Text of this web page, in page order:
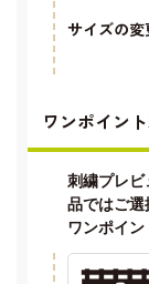
サイズの変
ワンポイン
刺繍プレビ
品ではご選
ワンポイン